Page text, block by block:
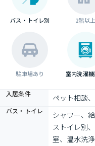
バス・トイレ別 2階以上
駐車場あり 室内洗濯
入居条件 ペット相談
バス・トイレ
シャワー、
ストイレ別
室、温水洗